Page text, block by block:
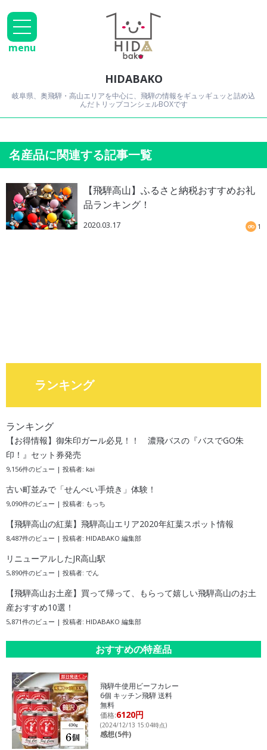
HIDABAKO
岐阜県、奥飛騨・高山エリアを中心に、飛騨の情報をギュッギュッと詰め込
んだトリップコンシェルBOXです
menu
名産品に関連する記事一覧
【飛騨高山】ふるさと納税おすすめお礼
品ランキング！
2020.03.17 1
ランキング
ランキング
【お得情報】御朱印ガール必見！！ 濃飛バスの『バスでGO朱
印！』セット券発売
9,156件のビュー | 投稿者: kai
古い町並みで「せんべい手焼き」体験！
9,090件のビュー | 投稿者: もっち
【飛騨高山の紅葉】飛騨高山エリア2020年紅葉スポット情報
8,487件のビュー | 投稿者: HIDABAKO 編集部
リニューアルしたJR高山駅
5,890件のビュー | 投稿者: でん
【飛騨高山お土産】買って帰って、もらって嬉しい飛騨高山のお土
産おすすめ10選！
5,871件のビュー | 投稿者: HIDABAKO 編集部
おすすめの特産品
飛騨牛使用ビーフカレー
6個 キッチン飛騨 送料
無料
価格:6120円
(2024/12/13 15:04時点)
感想(5件)